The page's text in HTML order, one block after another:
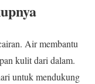
Air membantu
kulit dari dalam.
untuk mendukung